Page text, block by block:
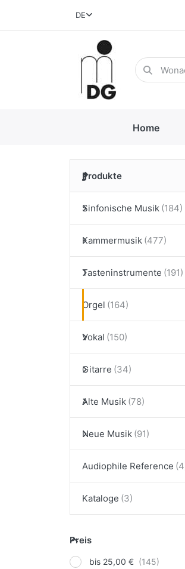
DE
Home
Produkte
Sinfonische Musik
Kammermusik
Tasteninstrumente
Orgel
Vokal
Gitarre
Alte Musik
Neue Musik
Audiophile Reference
Kataloge
Preis
bis 25,00 €